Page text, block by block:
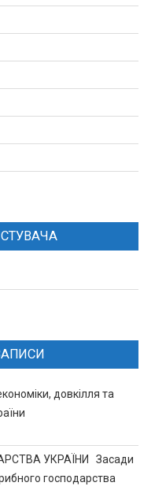
довкілля та
УКРАЇНИ Засади
господарства